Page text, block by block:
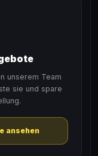
unserem Team
sie und spare
ansehen